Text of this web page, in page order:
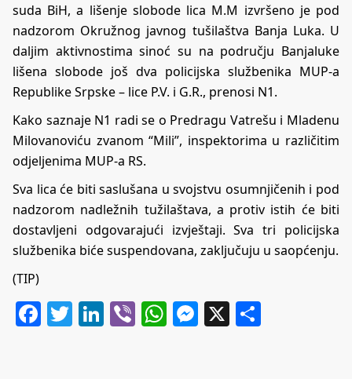
suda BiH, a lišenje slobode lica M.M izvršeno je pod
nadzorom Okružnog javnog tušilaštva Banja Luka. U
daljim aktivnostima sinoć su na području Banjaluke
lišena slobode još dva policijska službenika MUP-a
Republike Srpske – lice P.V. i G.R., prenosi N1.
Kako saznaje N1 radi se o Predragu Vatrešu i Mladenu
Milovanoviću zvanom “Mili”, inspektorima u različitim
odjeljenima MUP-a RS.
Sva lica će biti saslušana u svojstvu osumnjičenih i pod
nadzorom nadležnih tužilaštava, a protiv istih će biti
dostavljeni odgovarajući izvještaji. Sva tri policijska
službenika biće suspendovana, zaključuju u saopćenju.
(TIP)
Facebook
Twitter
LinkedIn
ViberWhatsApp
Messenger
X